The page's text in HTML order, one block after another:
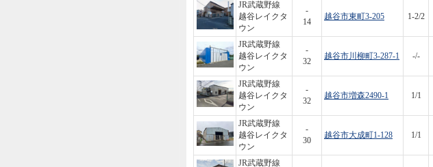
JR武蔵野線
越谷レイクタ
ウン
-
14
越谷市東町3-205 1-2/2
JR武蔵野線
越谷レイクタ
ウン
-
32
越谷市川柳町3-287-1 -/-
JR武蔵野線
越谷レイクタ
ウン
-
32
越谷市増森2490-1 1/1
JR武蔵野線
越谷レイクタ
ウン
-
30
越谷市大成町1-128 1/1
JR武蔵野線